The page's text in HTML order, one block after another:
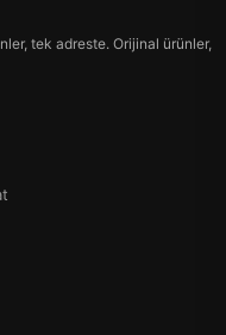
tek adreste. Orijinal ürünler,